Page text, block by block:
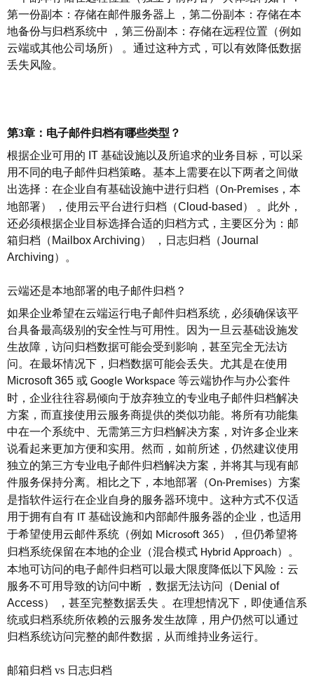
第一份副本：存储在邮件服务器上
， 第二份副本：存储在本
地备份与归档系统中
， 第三份副本：存储在远程位置（例如
云端或其他公司场所）
。 通过这种方式，可以有效降低数据
丢失风险。
第3章：电子邮件归档有哪些类型？
根据企业可用的 IT 基础设施以及所追求的业务目标，可以采
用不同的电子邮件归档策略。基本上需要在以下两者之间做
出选择：在企业自有基础设施中进行归档（On-Premises ，本
地部署）
， 使用云平台进行归档（Cloud-based ） 。 此外，
还必须根据企业目标选择合适的归档方式，主要区分为：邮
箱归档（ Mailbox Archiving） ， 日志归档（Journal
Archiving） 。
云端还是本地部署的电子邮件归档？
如果企业希望在云端运行电子邮件归档系统，必须确保该平
台具备最高级别的安全性与可用性。因为一旦云基础设施发
生故障，访问归档数据可能会受到影响，甚至完全无法访
问。在最坏情况下，归档数据可能会丢失。尤其是在使用
Microsoft 365 或 Google Workspace 等云端协作与办公套件
时，企业往往容易倾向于放弃独立的专业电子邮件归档解决
方案，而直接使用云服务商提供的类似功能。将所有功能集
中在一个系统中、无需第三方归档解决方案，对许多企业来
说看起来更加方便和实用。然而，如前所述，仍然建议使用
独立的第三方专业电子邮件归档解决方案，并将其与现有邮
件服务保持分离。相比之下，本地部署（On-Premises）方案
是指软件运行在企业自身的服务器环境中。这种方式不仅适
用于拥有自有 IT 基础设施和内部邮件服务器的企业，也适用
于希望使用云邮件系统（例如 Microsoft 365），但仍希望将
归档系统保留在本地的企业（混合模式 Hybrid Approach）。
本地可访问的电子邮件归档可以最大限度降低以下风险：云
服务不可用导致的访问中断
， 数据无法访问（ Denial of
Access） ， 甚至完整数据丢失 。 在理想情况下，即使通信系
统或归档系统所依赖的云服务发生故障，用户仍然可以通过
归档系统访问完整的邮件数据，从而维持业务运行。
邮箱归档 vs 日志归档